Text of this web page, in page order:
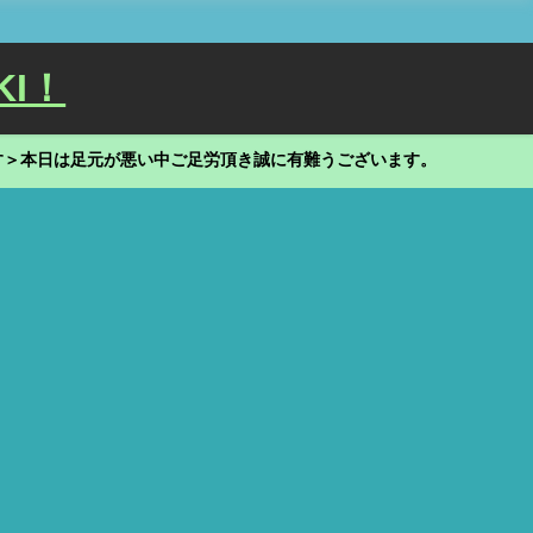
！
本日は足元が悪い中ご足労頂き誠に有難うございます。